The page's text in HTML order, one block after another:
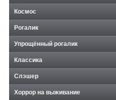
Космос
Рогалик
Упрощённый рогалик
Классика
Слэшер
Хоррор на выживание